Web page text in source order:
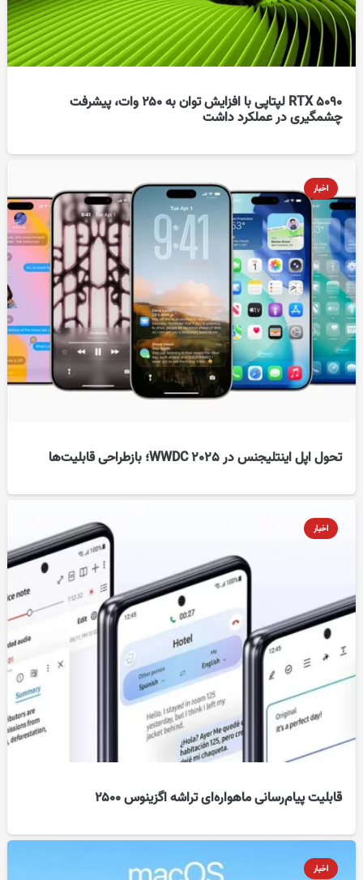
RTX 5090 لپتاپی با افزایش توان به ۲۵۰ وات، پیشرفت
چشمگیری در عملکرد داشت
اخبار
تحول اپل اینتلیجنس در WWDC 2025؛ بازطراحی قابلیت‌ها
اخبار
قابلیت پیام‌رسانی ماهواره‌ای تراشه اگزینوس ۲۵۰۰
اخبار